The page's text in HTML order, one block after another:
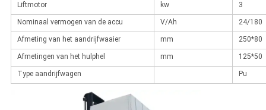
Liftmotor kw 3
Nominaal vermogen van de accu V/Ah 24/180
Afmeting van het aandrijfwaaier mm 250*80
Afmetingen van het hulphel mm 125*50
Type aandrijfwagen Pu